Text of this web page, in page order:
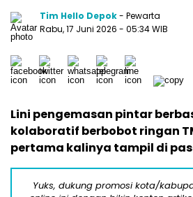
Tim Hello Depok- Pewarta
Rabu, 17 Juni 2026 - 05:34 WIB
Lini pengemasan pintar
kolaboratif berbobot ringan
pertama kalinya tampil di
Yuks, dukung promosi kota/